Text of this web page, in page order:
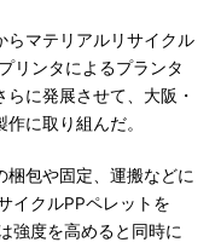
マテリアルリサイクル
リンタによるプランタ
に発展させて、大阪・
に取り組んだ。
包や固定、運搬などに
イクルPPペレットを
強度を高めると同時に